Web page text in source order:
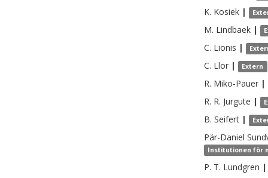
K. Kosiek |
M. Lindbaek |
C. Lionis |
C. Llor | Extern
R. Miko-Pauer |
R. R. Jurgute |
B. Seifert |
Pär-Daniel
Institutionen för
P. T. Lundgren |